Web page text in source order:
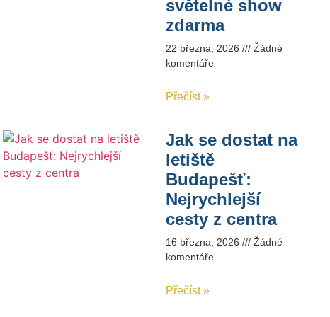
světelné show
zdarma
22 března, 2026
Žádné
komentáře
Přečíst »
Jak se dostat na
letiště
Budapešť:
Nejrychlejší
cesty z centra
16 března, 2026
Žádné
komentáře
Přečíst »